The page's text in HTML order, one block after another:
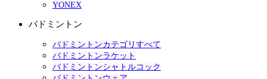
YONEX
バドミントン
バドミントンカテゴリすべて
バドミントンラケット
バドミントンシャトルコック